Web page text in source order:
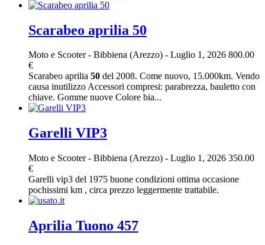
Scarabeo aprilia 50
Moto e Scooter- Bibbiena (Arezzo) - Luglio 1, 2026 800.00
€
Scarabeo aprilia 50 del 2008. Come nuovo, 15.000km. Vendo
causa inutilizzo Accessori compresi: parabrezza, bauletto con
chiave. Gomme nuove Colore bia...
Garelli VIP3
Moto e Scooter- Bibbiena (Arezzo) - Luglio 1, 2026 350.00
€
Garelli vip3 del 1975 buone condizioni ottima occasione
pochissimi km , circa prezzo leggermente trattabile.
Aprilia Tuono 457